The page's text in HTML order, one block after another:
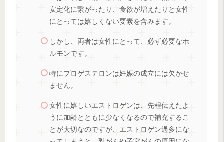
安定化に繋がったり、食欲が増えたりと女性
にとっては嬉しくない要素を含みます。
しかし、両者は女性にとって、必ず必要なホ
ルモンです。
特にプロゲステロンは妊娠の成立には欠かせ
ません。
女性に嬉しいエストロゲンは、先程伝えたよ
うに加齢とともに少なくなるので補充するこ
とが大切なのですが、エストロゲン過多にな